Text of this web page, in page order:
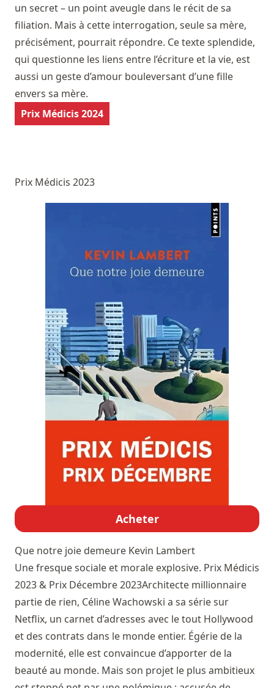
un secret – un point aveugle dans le récit de sa
filiation. Mais à cette interrogation, seule sa mère,
précisément, pourrait répondre. Ce texte splendide,
qui questionne les liens entre l’écriture et la vie, est
aussi un geste d’amour bouleversant d’une fille
envers sa mère.
Prix Médicis 2024
Prix Médicis 2023
Acheter
Que notre joie demeure Kevin Lambert
Une fresque sociale et morale explosive. Prix Médicis
2023 & Prix Décembre 2023Architecte millionnaire
partie de rien, Céline Wachowski a sa série sur
Netflix, un carnet d’adresses avec le tout Hollywood
et des contrats dans le monde entier. Égérie de la
modernité, elle est convaincue d’apporter de la
beauté au monde. Mais son projet le plus ambitieux